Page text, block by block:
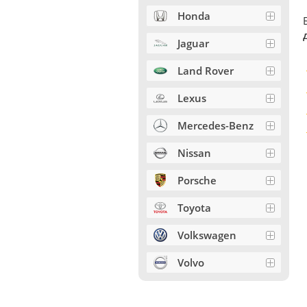
Honda
Jaguar
Land Rover
Lexus
Mercedes-Benz
Nissan
Porsche
Toyota
Volkswagen
Volvo